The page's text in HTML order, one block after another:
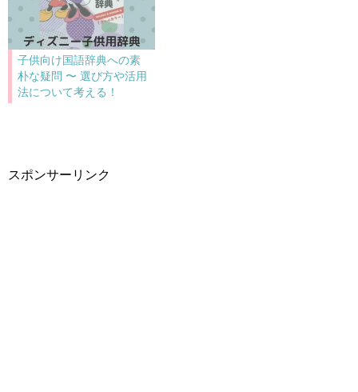
子供向け国語辞典への素
朴な疑問 〜 選び方や活用
法について考える！
スポンサーリンク